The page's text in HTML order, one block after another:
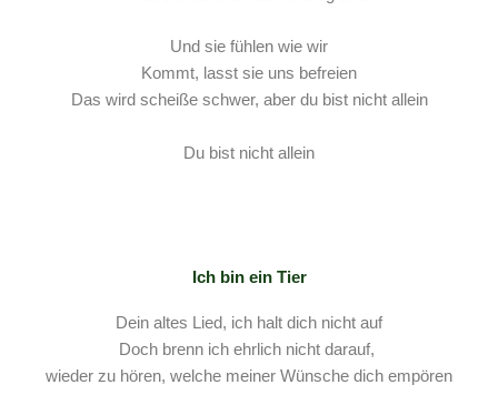
Und sie fühlen wie wir
Kommt, lasst sie uns befreien
Das wird scheiße schwer, aber du bist nicht allein
Du bist nicht allein
Ich bin ein Tier
Dein altes Lied, ich halt dich nicht auf
Doch brenn ich ehrlich nicht darauf,
wieder zu hören, welche meiner Wünsche dich empören